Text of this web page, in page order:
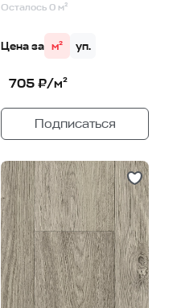
Осталось 0 м²
Цена за м² уп.
705 ₽/м²
Подписаться